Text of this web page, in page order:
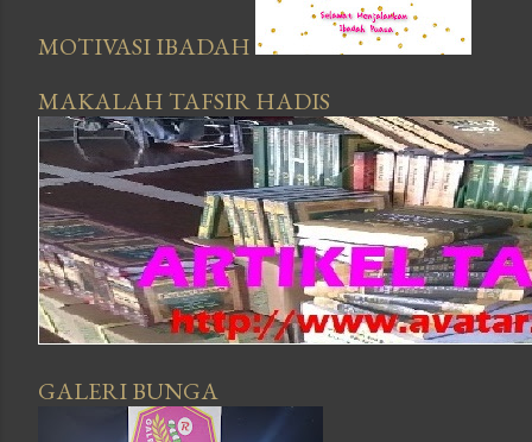
MOTIVASI IBADAH
MAKALAH TAFSIR HADIS
GALERI BUNGA